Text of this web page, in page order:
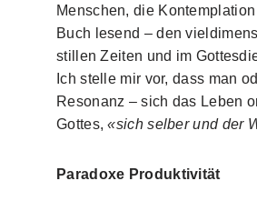
Menschen, die
Buch lesend – den
stillen Zeiten und im
Ich stelle mir vor, dass man
Resonanz – sich das Leben
Gottes,«sich selber und der
Paradoxe Produktivität